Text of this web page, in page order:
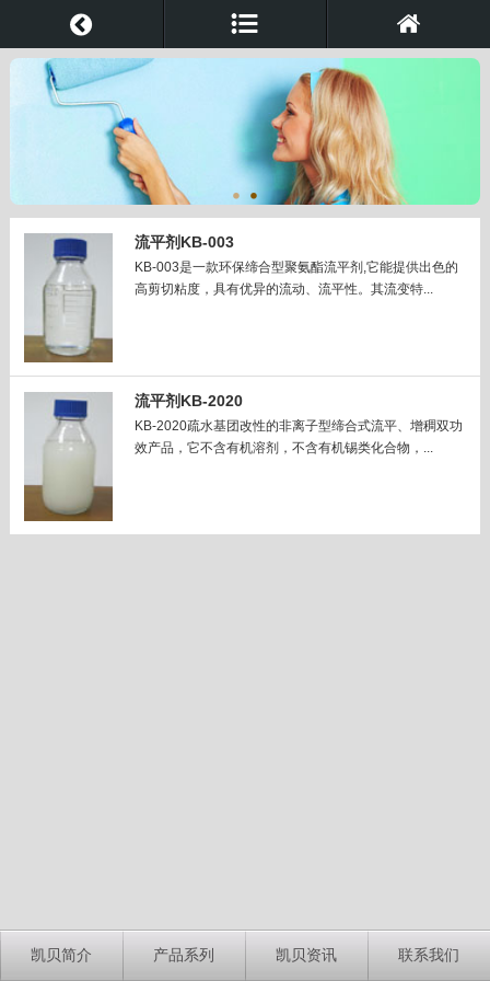
流平剂KB-003
KB-003是一款环保缔合型聚氨酯流平剂,它能提供出色的
高剪切粘度，具有优异的流动、流平性。其流变特...
流平剂KB-2020
KB-2020疏水基团改性的非离子型缔合式流平、增稠双功
效产品，它不含有机溶剂，不含有机锡类化合物，...
凯贝简介 产品系列 凯贝资讯 联系我们